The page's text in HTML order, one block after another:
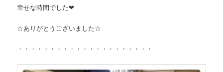
幸せな時間でした❤︎
☆ありがとうございました☆
・・・・・・・・・・・・・・・・・・・・・